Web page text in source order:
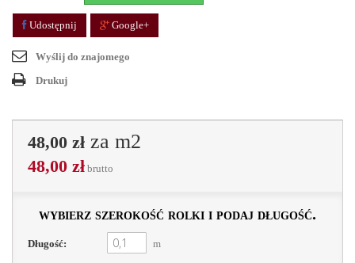
Udostępnij Google+
Wyślij do znajomego
Drukuj
48,00 zł za m2
48,00 zł brutto
wybierz szerokość rolki i podaj długość.
Długość: m